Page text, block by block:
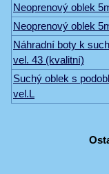
Neoprenový oblek
Neoprenový oblek
Náhradní boty k
vel. 43 (kvalitní)
Suchý oblek s
vel.L